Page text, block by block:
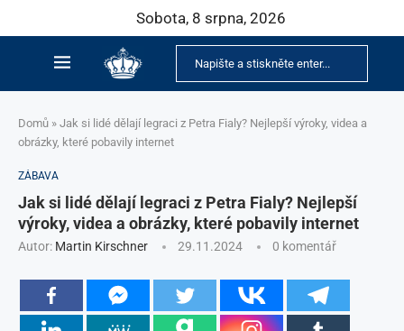
Sobota, 8 srpna, 2026
Domů » Jak si lidé dělají legraci z Petra Fialy? Nejlepší výroky, videa a
obrázky, které pobavily internet
ZÁBAVA
Jak si lidé dělají legraci z Petra Fialy? Nejlepší
výroky, videa a obrázky, které pobavily internet
Autor: Martin Kirschner 29.11.2024 0 komentář